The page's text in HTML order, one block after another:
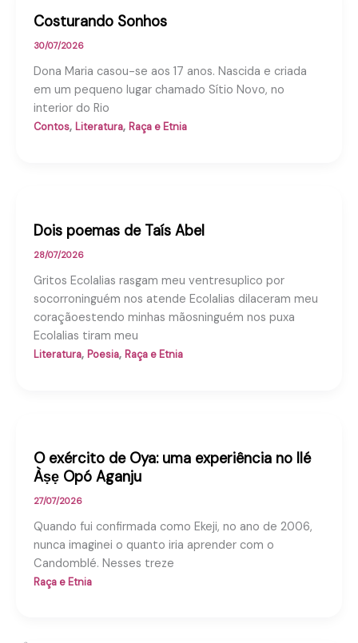
Costurando Sonhos
30/07/2026
Dona Maria casou-se aos 17 anos. Nascida e criada
em um pequeno lugar chamado Sítio Novo, no
interior do Rio
Contos, Literatura, Raça e Etnia
Dois poemas de Taís Abel
28/07/2026
Gritos Ecolalias rasgam meu ventresuplico por
socorroninguém nos atende Ecolalias dilaceram meu
coraçãoestendo minhas mãosninguém nos puxa
Ecolalias tiram meu
Literatura, Poesia, Raça e Etnia
O exército de Oya: uma experiência no Ilé
Àṣẹ Opó Aganju
27/07/2026
Quando fui confirmada como Ekeji, no ano de 2006,
nunca imaginei o quanto iria aprender com o
Candomblé. Nesses treze
Raça e Etnia